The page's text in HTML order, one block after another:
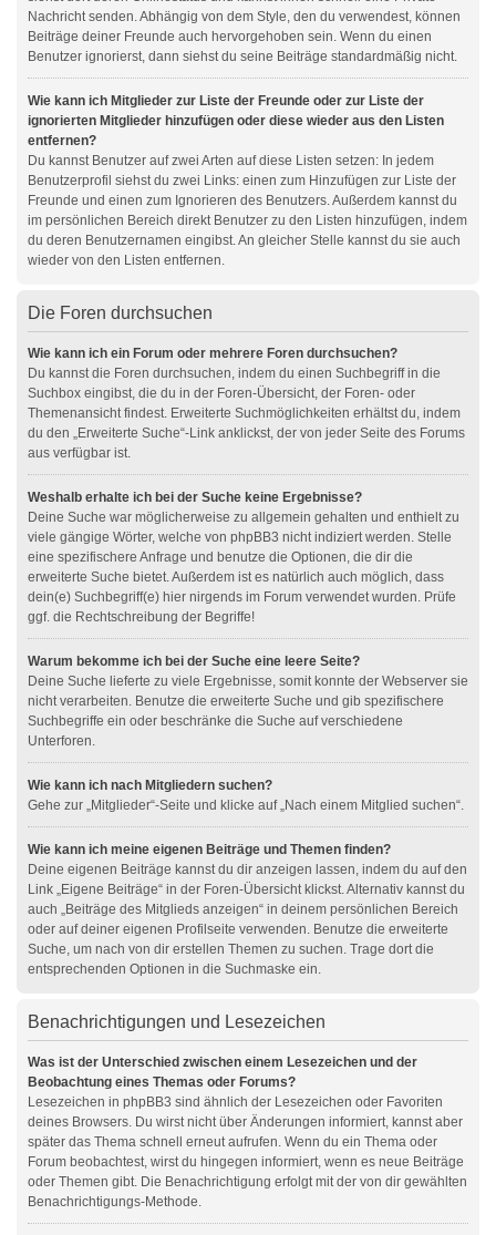
Nachricht senden. Abhängig von dem Style, den du verwendest, können
Beiträge deiner Freunde auch hervorgehoben sein. Wenn du einen
Benutzer ignorierst, dann siehst du seine Beiträge standardmäßig nicht.
Wie kann ich Mitglieder zur Liste der Freunde oder zur Liste der
ignorierten Mitglieder hinzufügen oder diese wieder aus den Listen
entfernen?
Du kannst Benutzer auf zwei Arten auf diese Listen setzen: In jedem
Benutzerprofil siehst du zwei Links: einen zum Hinzufügen zur Liste der
Freunde und einen zum Ignorieren des Benutzers. Außerdem kannst du
im persönlichen Bereich direkt Benutzer zu den Listen hinzufügen, indem
du deren Benutzernamen eingibst. An gleicher Stelle kannst du sie auch
wieder von den Listen entfernen.
Die Foren durchsuchen
Wie kann ich ein Forum oder mehrere Foren durchsuchen?
Du kannst die Foren durchsuchen, indem du einen Suchbegriff in die
Suchbox eingibst, die du in der Foren-Übersicht, der Foren- oder
Themenansicht findest. Erweiterte Suchmöglichkeiten erhältst du, indem
du den „Erweiterte Suche“-Link anklickst, der von jeder Seite des Forums
aus verfügbar ist.
Weshalb erhalte ich bei der Suche keine Ergebnisse?
Deine Suche war möglicherweise zu allgemein gehalten und enthielt zu
viele gängige Wörter, welche von phpBB3 nicht indiziert werden. Stelle
eine spezifischere Anfrage und benutze die Optionen, die dir die
erweiterte Suche bietet. Außerdem ist es natürlich auch möglich, dass
dein(e) Suchbegriff(e) hier nirgends im Forum verwendet wurden. Prüfe
ggf. die Rechtschreibung der Begriffe!
Warum bekomme ich bei der Suche eine leere Seite?
Deine Suche lieferte zu viele Ergebnisse, somit konnte der Webserver sie
nicht verarbeiten. Benutze die erweiterte Suche und gib spezifischere
Suchbegriffe ein oder beschränke die Suche auf verschiedene
Unterforen.
Wie kann ich nach Mitgliedern suchen?
Gehe zur „Mitglieder“-Seite und klicke auf „Nach einem Mitglied suchen“.
Wie kann ich meine eigenen Beiträge und Themen finden?
Deine eigenen Beiträge kannst du dir anzeigen lassen, indem du auf den
Link „Eigene Beiträge“ in der Foren-Übersicht klickst. Alternativ kannst du
auch „Beiträge des Mitglieds anzeigen“ in deinem persönlichen Bereich
oder auf deiner eigenen Profilseite verwenden. Benutze die erweiterte
Suche, um nach von dir erstellen Themen zu suchen. Trage dort die
entsprechenden Optionen in die Suchmaske ein.
Benachrichtigungen und Lesezeichen
Was ist der Unterschied zwischen einem Lesezeichen und der
Beobachtung eines Themas oder Forums?
Lesezeichen in phpBB3 sind ähnlich der Lesezeichen oder Favoriten
deines Browsers. Du wirst nicht über Änderungen informiert, kannst aber
später das Thema schnell erneut aufrufen. Wenn du ein Thema oder
Forum beobachtest, wirst du hingegen informiert, wenn es neue Beiträge
oder Themen gibt. Die Benachrichtigung erfolgt mit der von dir gewählten
Benachrichtigungs-Methode.